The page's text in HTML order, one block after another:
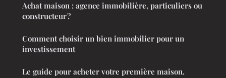
Achat maison : agence immobilière, particuliers ou
constructeur ?
Comment choisir un bien immobilier pour un
investissement
Le guide pour acheter votre première maison.